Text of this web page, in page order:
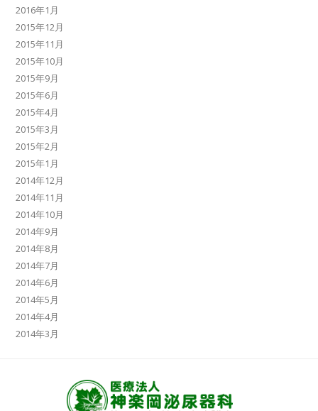
2016年1月
2015年12月
2015年11月
2015年10月
2015年9月
2015年6月
2015年4月
2015年3月
2015年2月
2015年1月
2014年12月
2014年11月
2014年10月
2014年9月
2014年8月
2014年7月
2014年6月
2014年5月
2014年4月
2014年3月